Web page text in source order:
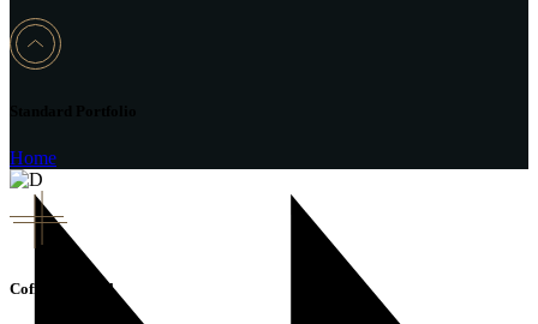
Home
Coffee Cocktail